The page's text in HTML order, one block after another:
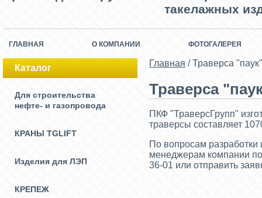
такелажных
ГЛАВНАЯ О КОМПАНИИ ФОТОГАЛЕРЕЯ
Каталог
Для строительства
нефте- и газопровода
КРАНЫ TGLIFT
Изделия для ЛЭП
КРЕПЕЖ
Главная /Траверса
Траверса
ПКФ "ТраверсГрупп"
траверсы составляет
По вопросам разработки
менеджерам компании по
36-01 или отправить